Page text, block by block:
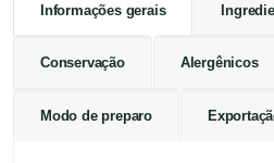
Informações gerais
Conservação Alergênicos
Modo de preparo